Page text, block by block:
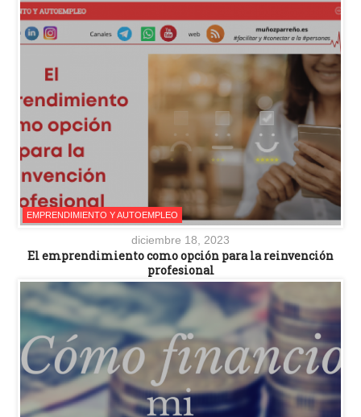
EMPRENDIMIENTO Y AUTOEMPLEO
diciembre 18, 2023
El emprendimiento como opción para la reinvención
profesional